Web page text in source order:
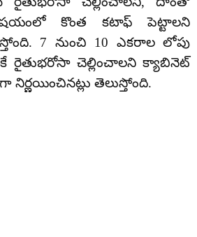
కొంత కటాఫ్ పెట్టాలని
7 నుంచి 10 ఎకరాల లోపు
రైతుభరోసా చెల్లించాలని క్యాబినెట్
తెలుస్తోంది.